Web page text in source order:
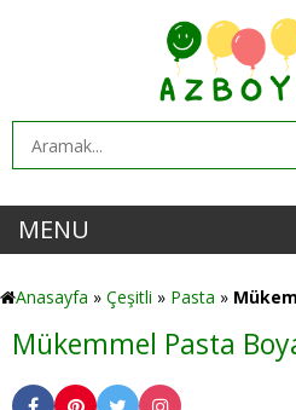
MENU
Anasayfa » Çeşitli » Pasta »
Mükemmel Pasta